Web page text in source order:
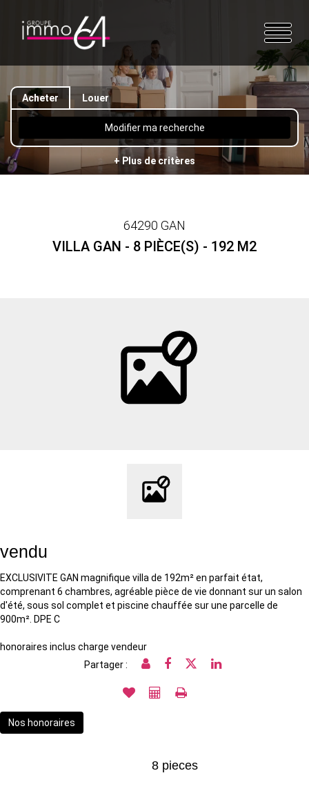
Acheter Louer
Modifier ma recherche
+ Plus de critères
64290 GAN
VILLA GAN - 8 PIÈCE(S) - 192 M2
vendu
EXCLUSIVITE GAN magnifique villa de 192m² en parfait état,
comprenant 6 chambres, agréable pièce de vie donnant sur un salon
d'été, sous sol complet et piscine chauffée sur une parcelle de
900m². DPE C
honoraires inclus charge vendeur
Partager :
Nos honoraires
8 pieces